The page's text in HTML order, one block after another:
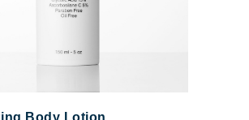
Body Lotion